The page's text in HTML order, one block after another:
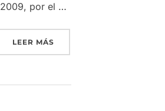
2009, por el …
LEER MÁS«GRUPO INTERÓLEO